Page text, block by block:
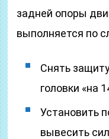
задней опоры
выполняется по
Снять
головки «на
Установить
вывесить